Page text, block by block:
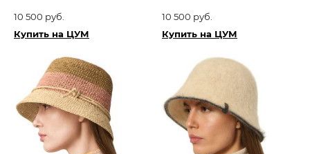
10 500 руб.
Купить на ЦУМ
10 500 руб.
Купить на ЦУМ